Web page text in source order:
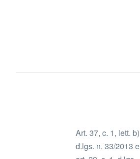
Art. 37, c. 1, lett. b)
d.lgs. n. 33/2013 e